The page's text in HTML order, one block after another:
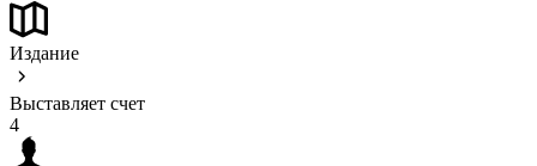
Издание
Выставляет счет
4